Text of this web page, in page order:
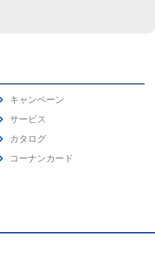
キャンペーン
サービス
カタログ
コーナンカード